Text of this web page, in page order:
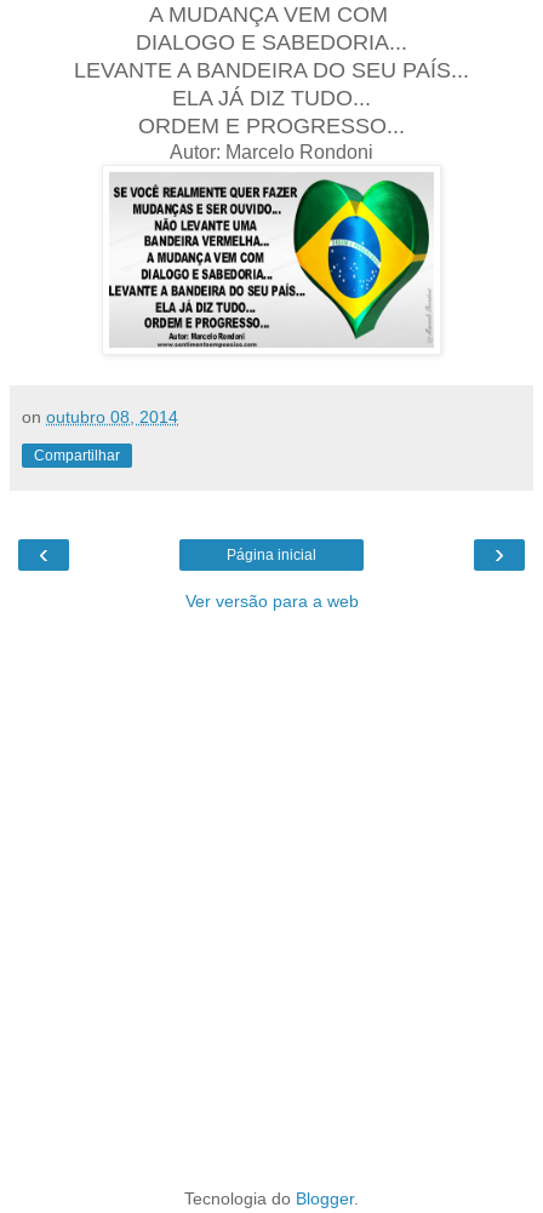
A MUDANÇA VEM COM
DIALOGO E SABEDORIA...
LEVANTE A BANDEIRA DO SEU PAÍS...
ELA JÁ DIZ TUDO...
ORDEM E PROGRESSO...
Autor: Marcelo Rondoni
on outubro 08, 2014
Compartilhar
‹ ›
Página inicial
Ver versão para a web
Tecnologia do Blogger.